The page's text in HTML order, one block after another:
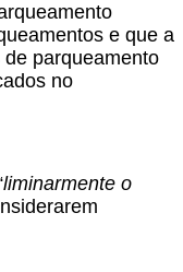
e que a
parqueamento
no
liminarmente o